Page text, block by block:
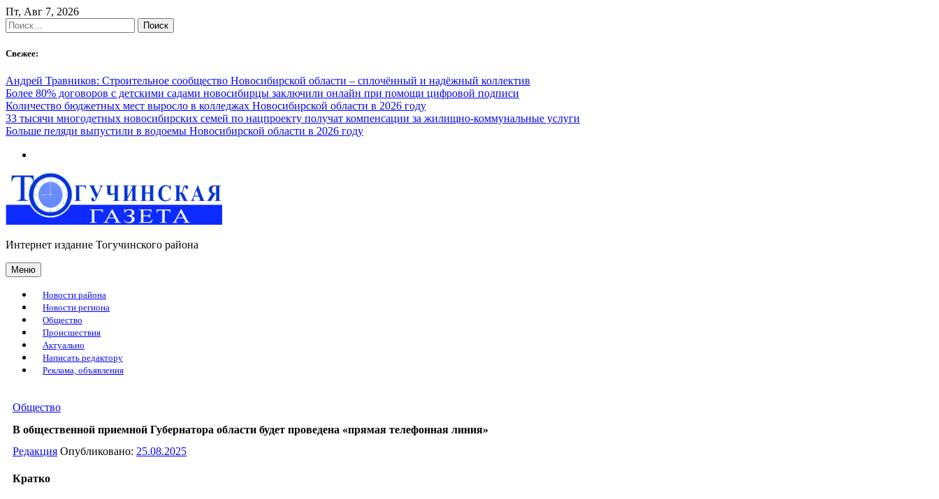
Skip
to
content
Пт, Авг 7, 2026
Найти:
Свежее:
Андрей Травников: Строительное сообщество Новосибирской области – сплочённый и надёжный коллектив
Более 80% договоров с детскими садами новосибирцы заключили онлайн при помощи цифровой подписи
Количество бюджетных мест выросло в колледжах Новосибирской области в 2026 году
33 тысячи многодетных новосибирских семей по нацпроекту получат компенсации за жилищно-коммунальные услуги
Больше пеляди выпустили в водоемы Новосибирской области в 2026 году
Интернет издание Тогучинского района
Меню
Новости района
Новости региона
Общество
Происшествия
Актуально
Написать редактору
Реклама, объявления
Общество
В общественной приемной Губернатора области будет проведена «прямая телефонная линия»
Редакция Опубликовано: 25.08.2025
Кратко